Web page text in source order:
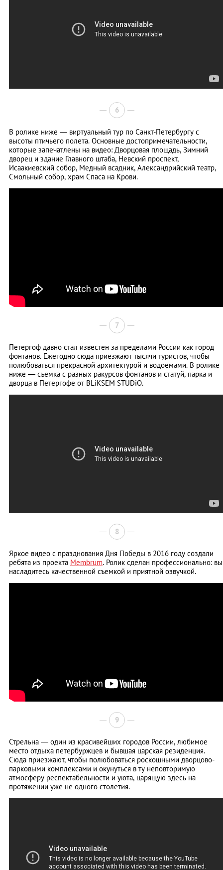
6
В ролике ниже — виртуальный тур по Санкт-Петербургу с
высоты птичьего полета. Основные достопримечательности,
которые запечатлены на видео: Дворцовая площадь, Зимний
дворец и здание Главного штаба, Невский проспект,
Исаакиевский собор, Медный всадник, Александрийский театр,
Смольный собор, храм Спаса на Крови.
7
Петергоф давно стал известен за пределами России как город
фонтанов. Ежегодно сюда приезжают тысячи туристов, чтобы
полюбоваться прекрасной архитектурой и водоемами. В ролике
ниже — съемка с разных ракурсов фонтанов и статуй, парка и
дворца в Петергофе от BLiKSEM STUDiO.
8
Яркое видео с празднования Дня Победы в 2016 году создали
ребята из проекта Membrum. Ролик сделан профессионально: вы
насладитесь качественной съемкой и приятной озвучкой.
9
Стрельна — один из красивейших городов России, любимое
место отдыха петербуржцев и бывшая царская резиденция.
Сюда приезжают, чтобы полюбоваться роскошными дворцово-
парковыми комплексами и окунуться в ту неповторимую
атмосферу респектабельности и уюта, царящую здесь на
протяжении уже не одного столетия.